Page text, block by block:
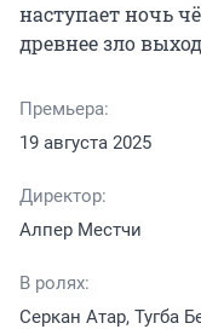
наступает ночь
древнее зло
Премьера:
19 августа 2025
Директор:
Алпер Местчи
В ролях:
Серкан Атар, Тугба